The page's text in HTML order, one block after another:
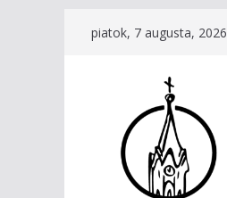
piatok, 7 augusta, 2026